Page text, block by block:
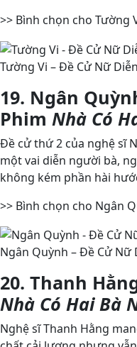
>> Bình chọn cho Tường
Tường Vi – Đề Cử Nữ
19. Ngân
Phim Nhà Có
Đề cử thứ 2 của nghệ sĩ
một vai diễn người bà,
không kém phần hài
>> Bình chọn cho Ngân
Ngân Quỳnh – Đề Cử Nữ
20. Thanh
Nhà Có Hai Bà
Nghệ sĩ Thanh Hằng